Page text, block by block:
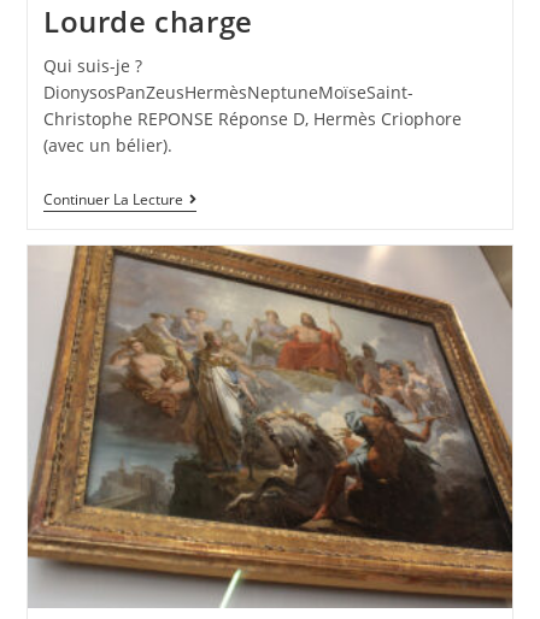
Lourde charge
Qui suis-je ?
DionysosPanZeusHermèsNeptuneMoïseSaint-
Christophe REPONSE Réponse D, Hermès Criophore
(avec un bélier).
Continuer La Lecture